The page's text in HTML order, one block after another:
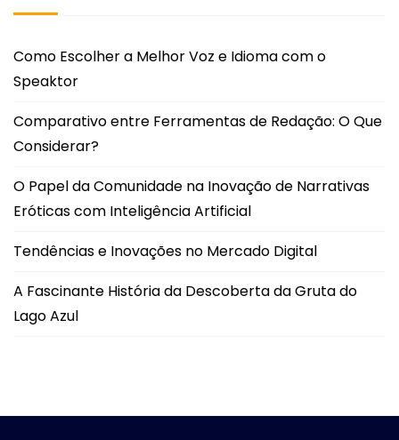
Como Escolher a Melhor Voz e Idioma com o
Speaktor
Comparativo entre Ferramentas de Redação: O Que
Considerar?
O Papel da Comunidade na Inovação de Narrativas
Eróticas com Inteligência Artificial
Tendências e Inovações no Mercado Digital
A Fascinante História da Descoberta da Gruta do
Lago Azul